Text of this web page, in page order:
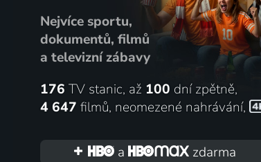
Nejvíce sportu,
dokumentů, filmů
a televizní zábavy
176 TV stanic, až 100 dní zpětně,
4 647 filmů, neomezené nahrávání,
a zdarma